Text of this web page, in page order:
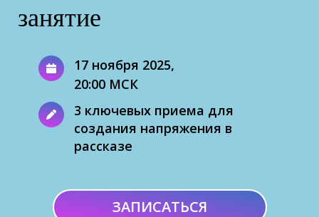
3 ключевых приема для
создания напряжения в
рассказе
17 ноября 2025,
20:00 МСК
занятие
ЗАПИСАТЬСЯ